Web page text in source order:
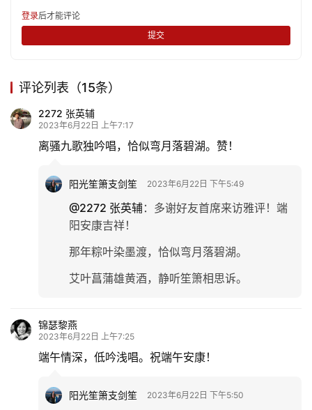
育
娱
乐
登录后才能评论
提交
评论列表（15条）
2272 张英辅
2023年6月22日 上午7:17
离骚九歌独吟唱，恰似弯月落碧湖。赞！
阳光笙箫支剑笙 2023年6月22日 下午5:49
@2272 张英辅： 多谢好友首席来访雅评！端
阳安康吉祥！
那年粽叶染墨渡，恰似弯月落碧湖。
艾叶菖蒲雄黄酒，静听笙箫相思诉。
锦瑟黎燕
2023年6月22日 上午7:25
端午情深，低吟浅唱。祝端午安康！
阳光笙箫支剑笙 2023年6月22日 下午5:50